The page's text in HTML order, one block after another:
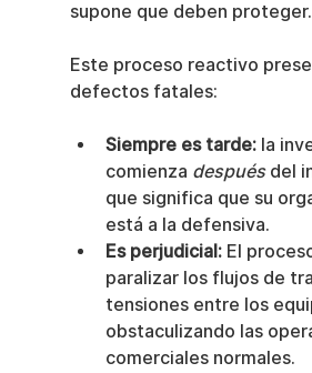
supone que deben proteger.
Este proceso reactivo
defectos fatales:
Siempre es tarde: la
comienza después del
que significa que su
está a la defensiva.
Es perjudicial: El
paralizar los flujos de
tensiones entre los
obstaculizando las
comerciales normales.